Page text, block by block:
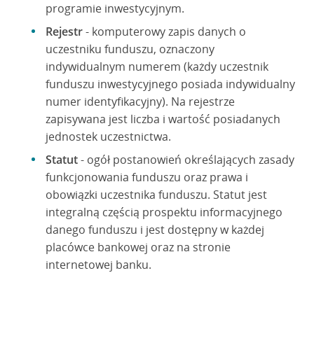
programie inwestycyjnym.
Rejestr- komputerowy zapis danych o
uczestniku funduszu, oznaczony
indywidualnym numerem (każdy uczestnik
funduszu inwestycyjnego posiada indywidualny
numer identyfikacyjny). Na rejestrze
zapisywana jest liczba i wartość posiadanych
jednostek uczestnictwa.
Statut- ogół postanowień określających zasady
funkcjonowania funduszu oraz prawa i
obowiązki uczestnika funduszu. Statut jest
integralną częścią prospektu informacyjnego
danego funduszu i jest dostępny w każdej
placówce bankowej oraz na stronie
internetowej banku.